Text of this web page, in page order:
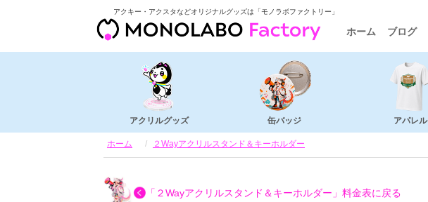
アクキー・アクスタなどオリジナルグッズは「モノラボファクトリー」
ホーム ブログ
アクリルグッズ 缶バッジ アパレル
ホーム ２Wayアクリルスタンド＆キーホルダー
「２Wayアクリルスタンド＆キーホルダー」 料金表に戻る